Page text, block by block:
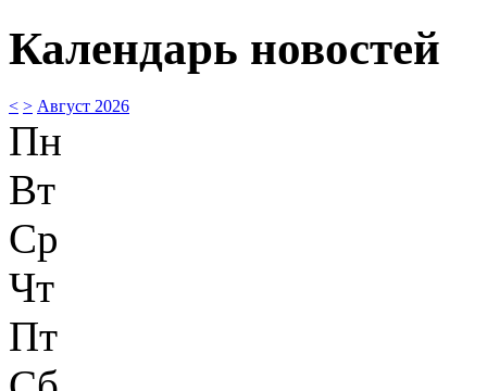
Календарь новостей
< > Август 2026
Пн
Вт
Ср
Чт
Пт